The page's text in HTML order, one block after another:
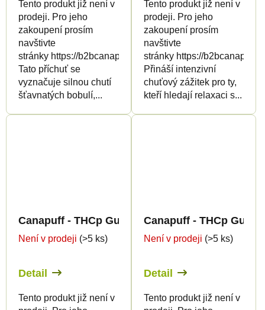
Tento produkt již není v
prodeji. Pro jeho
zakoupení prosím
navštivte
stránky https://b2bcanapuff.com/
Tato příchuť se
vyznačuje silnou chutí
šťavnatých bobulí,...
Tento produkt již není v
prodeji. Pro jeho
zakoupení prosím
navštivte
stránky https://
Přináší intenzivní
chuťový zážitek pro ty,
kteří hledají relaxaci s...
Canapuff - THCp Gummies - Black Currant
Není v prodeji (>5 ks)
Detail
Tento produkt již není v
Canapuff - THCp
Není v prodeji (>5 ks)
Detail
Tento produkt již není v